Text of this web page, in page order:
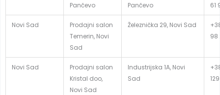
Pančevo
Pančevo
61
Novi Sad
Prodajni salon
Temerin, Novi
Sad
Železnička 29, Novi Sad
98
Novi Sad
Prodajni salon
Kristal doo,
Novi Sad
Industrijska 1A, Novi
Sad
129